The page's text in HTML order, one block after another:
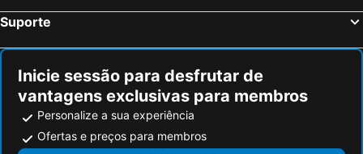
Suporte
Inicie sessão para desfrutar de
vantagens exclusivas para membros
Personalize a sua experiência
Ofertas e preços para membros